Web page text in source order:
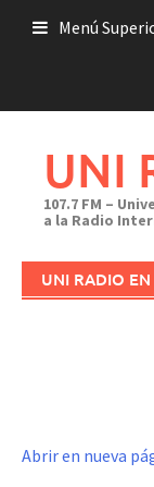
Menú
UNI
107.7 FM –
a la Radio
UNI RADIO
Abrir en nueva